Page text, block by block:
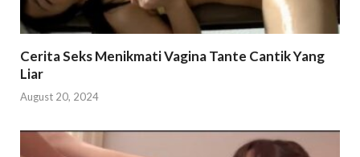
Cerita Seks Menikmati Vagina Tante Cantik Yang
Liar
August 20, 2024